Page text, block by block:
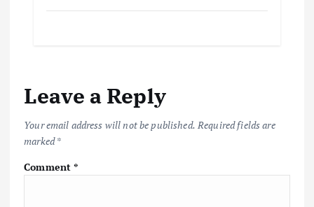
Leave a Reply
Your email address will not be published. Required fields are
marked*
Comment*